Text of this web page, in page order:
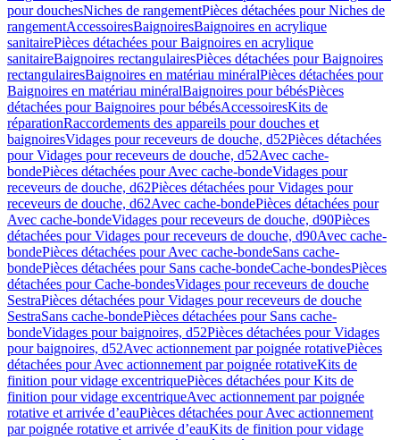
pour douchesNiches de rangementPièces détachées pour Niches de
rangementAccessoiresBaignoiresBaignoires en acrylique
sanitairePièces détachées pour Baignoires en acrylique
sanitaireBaignoires rectangulairesPièces détachées pour Baignoires
rectangulairesBaignoires en matériau minéralPièces détachées pour
Baignoires en matériau minéralBaignoires pour bébésPièces
détachées pour Baignoires pour bébésAccessoiresKits de
réparationRaccordements des appareils pour douches et
baignoiresVidages pour receveurs de douche, d52Pièces détachées
pour Vidages pour receveurs de douche, d52Avec cache-
bondePièces détachées pour Avec cache-bondeVidages pour
receveurs de douche, d62Pièces détachées pour Vidages pour
receveurs de douche, d62Avec cache-bondePièces détachées pour
Avec cache-bondeVidages pour receveurs de douche, d90Pièces
détachées pour Vidages pour receveurs de douche, d90Avec cache-
bondePièces détachées pour Avec cache-bondeSans cache-
bondePièces détachées pour Sans cache-bondeCache-bondesPièces
détachées pour Cache-bondesVidages pour receveurs de douche
SestraPièces détachées pour Vidages pour receveurs de douche
SestraSans cache-bondePièces détachées pour Sans cache-
bondeVidages pour baignoires, d52Pièces détachées pour Vidages
pour baignoires, d52Avec actionnement par poignée rotativePièces
détachées pour Avec actionnement par poignée rotativeKits de
finition pour vidage excentriquePièces détachées pour Kits de
finition pour vidage excentriqueAvec actionnement par poignée
rotative et arrivée d’eauPièces détachées pour Avec actionnement
par poignée rotative et arrivée d’eauKits de finition pour vidage